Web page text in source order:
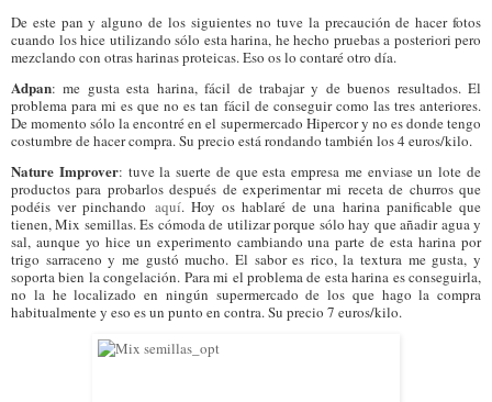
De este pan y alguno de los siguientes no tuve la precaución de hacer fotos
cuando los hice utilizando sólo esta harina, he hecho pruebas a posteriori pero
mezclando con otras harinas proteicas. Eso os lo contaré otro día.
Adpan: me gusta esta harina, fácil de trabajar y de buenos resultados. El
problema para mi es que no es tan fácil de conseguir como las tres anteriores.
De momento sólo la encontré en el supermercado Hipercor y no es donde tengo
costumbre de hacer compra. Su precio está rondando también los 4 euros/kilo.
Nature Improver: tuve la suerte de que esta empresa me enviase un lote de
productos para probarlos después de experimentar mi receta de churros que
podéis ver pinchando aquí. Hoy os hablaré de una harina panificable que
tienen, Mix semillas. Es cómoda de utilizar porque sólo hay que añadir agua y
sal, aunque yo hice un experimento cambiando una parte de esta harina por
trigo sarraceno y me gustó mucho. El sabor es rico, la textura me gusta, y
soporta bien la congelación. Para mi el problema de esta harina es conseguirla,
no la he localizado en ningún supermercado de los que hago la compra
habitualmente y eso es un punto en contra. Su precio 7 euros/kilo.